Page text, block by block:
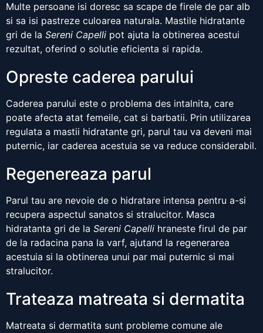
Multe persoane isi doresc sa scape de firele de par alb
si sa isi pastreze culoarea naturala. Mastile hidratante
gri de la Sereni Capelli pot ajuta la obtinerea acestui
rezultat, oferind o solutie eficienta si rapida.
Opreste caderea parului
Caderea parului este o problema des intalnita, care
poate afecta atat femeile, cat si barbatii. Prin utilizarea
regulata a mastii hidratante gri, parul tau va deveni mai
puternic, iar caderea acestuia se va reduce considerabil.
Regenereaza parul
Parul tau are nevoie de o hidratare intensa pentru a-si
recupera aspectul sanatos si stralucitor. Masca
hidratanta gri de la Sereni Capelli hraneste firul de par
de la radacina pana la varf, ajutand la regenerarea
acestuia si la obtinerea unui par mai puternic si mai
stralucitor.
Trateaza matreata si dermatita
Matreata si dermatita sunt probleme comune ale